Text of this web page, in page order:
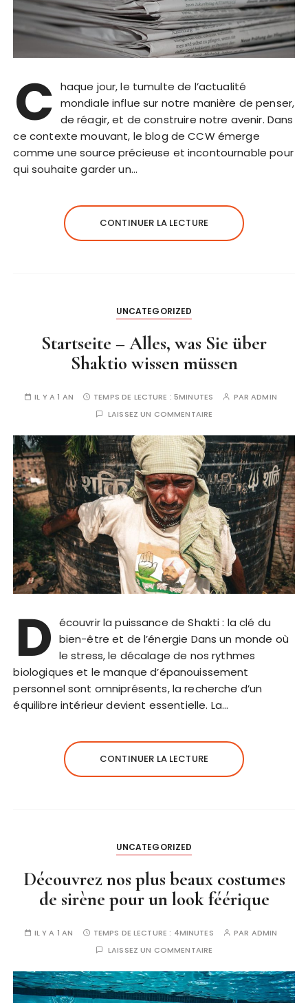
C haque jour, le tumulte de l’actualité
mondiale influe sur notre manière de penser,
de réagir, et de construire notre avenir. Dans
ce contexte mouvant, le blog de CCW émerge
comme une source précieuse et incontournable pour
qui souhaite garder un…
CONTINUER LA LECTURE
UNCATEGORIZED
Startseite – Alles, was Sie über
Shaktio wissen müssen
IL Y A 1 AN TEMPS DE LECTURE :5MINUTES PARADMIN
LAISSEZ UN COMMENTAIRE
D écouvrir la puissance de Shakti : la clé du
bien-être et de l’énergie Dans un monde où
le stress, le décalage de nos rythmes
biologiques et le manque d’épanouissement
personnel sont omniprésents, la recherche d’un
équilibre intérieur devient essentielle. La…
CONTINUER LA LECTURE
UNCATEGORIZED
Découvrez nos plus beaux costumes
de sirène pour un look féérique
IL Y A 1 AN TEMPS DE LECTURE : 4MINUTES PAR ADMIN
LAISSEZ UN COMMENTAIRE